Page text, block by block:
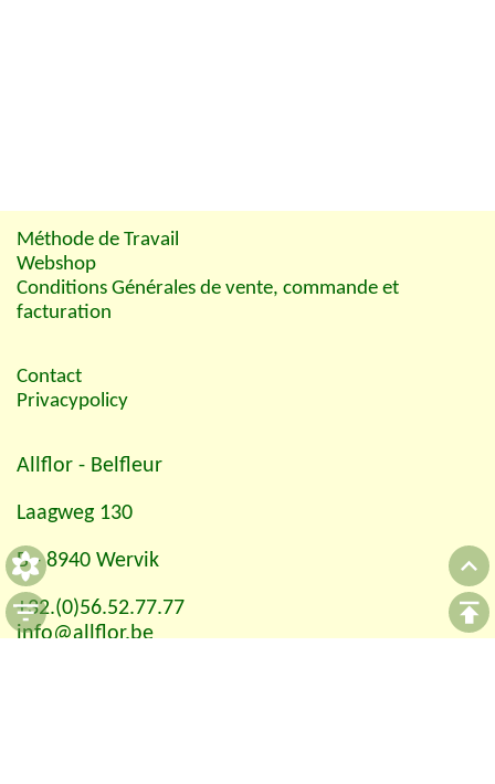
Méthode de Travail
Webshop
Conditions Générales de vente, commande et
facturation
Contact
Privacypolicy
Allflor - Belfleur
Laagweg 130
B - 8940 Wervik
+32.(0)56.52.77.77
info@allflor.be